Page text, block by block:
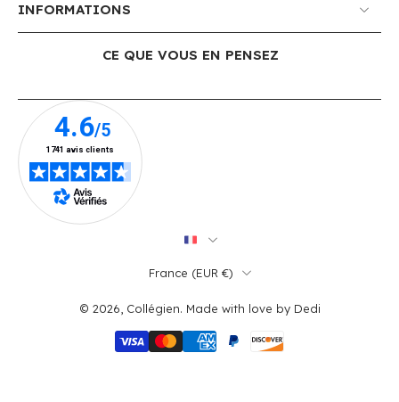
INFORMATIONS
CE QUE VOUS EN PENSEZ
France ‎(EUR €)‎
© 2026, Collégien. Made with love by Dedi